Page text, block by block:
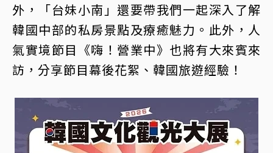
外，「台妹小南」還要帶我們一起深入了解
韓國中部的私房景點及療癒魅力。此外，人
氣實境節目《嗨！營業中》也將有大來賓來
訪，分享節目幕後花絮、韓國旅遊經驗！